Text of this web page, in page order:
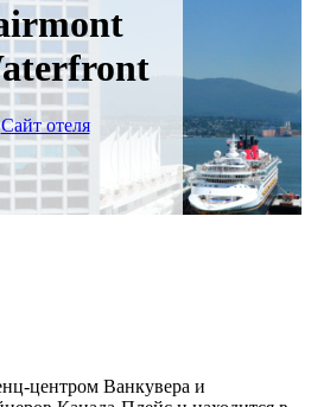
Сайт отеля
центром Ванкувера и